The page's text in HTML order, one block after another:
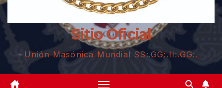
Sitio Oficial
Unión Masónica Mundial SS:.GG:.II:.GG:.